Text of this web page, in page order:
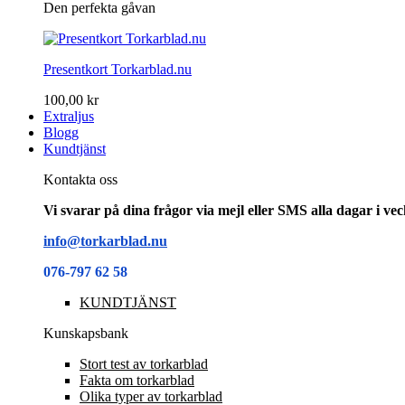
Den perfekta gåvan
Presentkort Torkarblad.nu
100,00 kr
Extraljus
Blogg
Kundtjänst
Kontakta oss
Vi svarar på dina frågor via mejl eller SMS alla dagar i
info@torkarblad.nu
076-797 62 58
KUNDTJÄNST
Kunskapsbank
Stort test av torkarblad
Fakta om torkarblad
Olika typer av torkarblad